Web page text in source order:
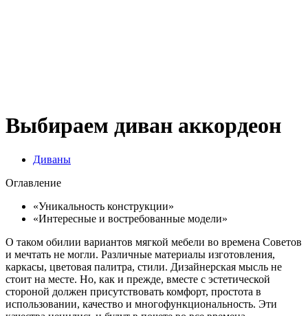
Выбираем диван аккордеон
Диваны
Оглавление
«Уникальность конструкции»
«Интересные и востребованные модели»
О таком обилии вариантов мягкой мебели во времена Советов
и мечтать не могли. Различные материалы изготовления,
каркасы, цветовая палитра, стили. Дизайнерская мысль не
стоит на месте. Но, как и прежде, вместе с эстетической
стороной должен присутствовать комфорт, простота в
использовании, качество и многофункциональность. Эти